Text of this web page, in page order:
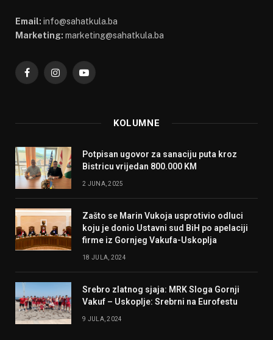
Email: info@sahatkula.ba
Marketing: marketing@sahatkula.ba
FacebookInstagramYouTube
KOLUMNE
Potpisan ugovor za sanaciju puta kroz
Bistricu vrijedan 800.000 KM
2 JUNA, 2025
Zašto se Marin Vukoja usprotivio odluci
koju je donio Ustavni sud BiH po apelaciji
firme iz Gornjeg Vakufa-Uskoplja
18 JULA, 2024
Srebro zlatnog sjaja: MRK Sloga Gornji
Vakuf – Uskoplje: Srebrni na Eurofestu
9 JULA, 2024